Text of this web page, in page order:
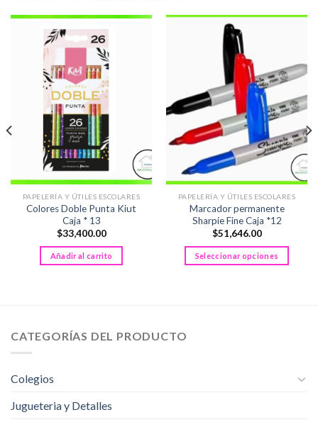
PAPELERÍA Y ÚTILES ESCOLARES
Colores Doble Punta Kiut
Caja * 13
$33,400.00
Añadir al carrito
PAPELERÍA Y ÚTILES ESCOLARES
Marcador permanente
Sharpie Fine Caja *12
$51,646.00
Seleccionar opciones
CATEGORÍAS DEL PRODUCTO
Colegios
Jugueteria y Detalles